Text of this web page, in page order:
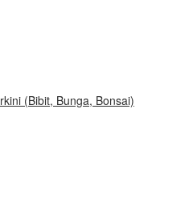
(Bibit, Bunga, Bonsai)